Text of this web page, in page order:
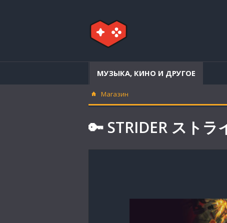
МУЗЫКА, КИНО И ДРУГОЕ
Магазин
🔑 STRIDER スト